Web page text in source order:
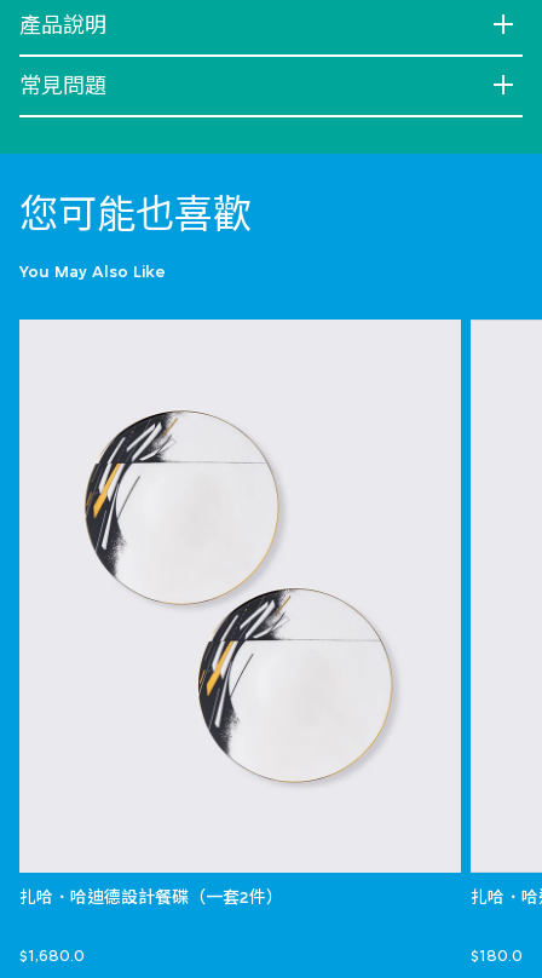
產品說明
常見問題
您可能也喜歡
You May Also Like
扎哈．哈迪德設計餐碟（一套2件）
$1,680.0
扎哈．
$180.0